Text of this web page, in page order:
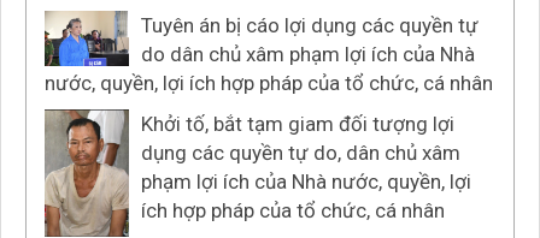
Tuyên án bị cáo lợi dụng các quyền tự
do dân chủ xâm phạm lợi ích của Nhà
nước, quyền, lợi ích hợp pháp của tổ chức, cá nhân
Khởi tố, bắt tạm giam đối tượng lợi
dụng các quyền tự do, dân chủ xâm
phạm lợi ích của Nhà nước, quyền, lợi
ích hợp pháp của tổ chức, cá nhân